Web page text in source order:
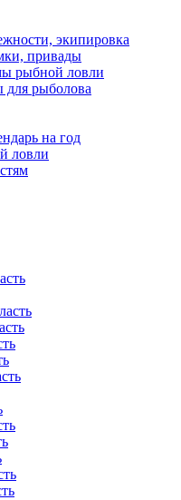
экипировка
привады
рыбной ловли
для рыболова
на год
ловли